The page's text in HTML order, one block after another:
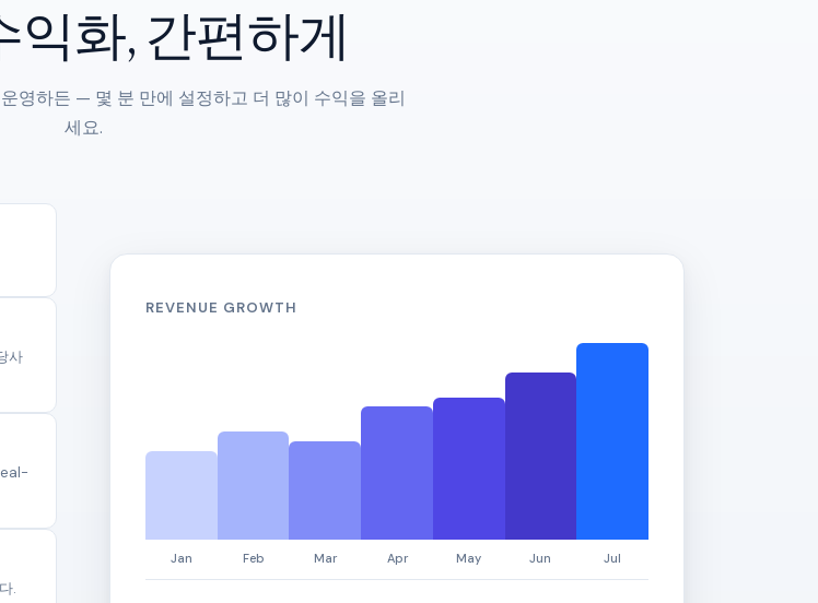
익화, 간편하게
영하든 — 몇 분 만에 설정하고 더 많이 수익을 올리
세요.
사
.
REVENUE GROWTH